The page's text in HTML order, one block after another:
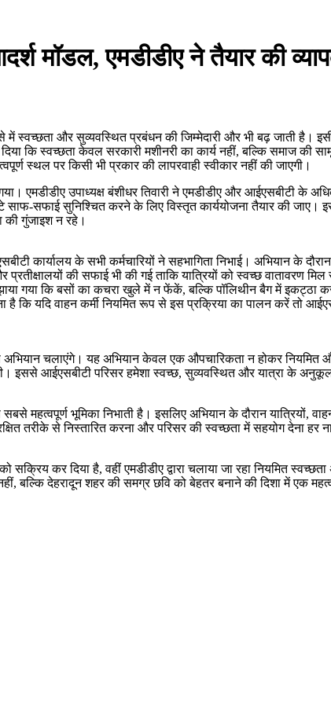
मॉडल, एमडीडीए ने तैयार की
स्वच्छता और सुव्यवस्थित प्रबंधन की जिम्मेदारी और भी बढ़ जाती है।
कि स्वच्छता केवल सरकारी मशीनरी का कार्य नहीं, बल्कि समाज की
स्थल पर किसी भी प्रकार की लापरवाही स्वीकार नहीं की जाएगी।
एमडीडीए उपाध्यक्ष बंशीधर तिवारी ने एमडीडीए और आईएसबीटी के
साफ-सफाई सुनिश्चित करने के लिए विस्तृत कार्ययोजना तैयार की जाए।
की गुंजाइश न रहे।
कार्यालय के सभी कर्मचारियों ने सहभागिता निभाई। अभियान के
की सफाई भी की गई ताकि यात्रियों को स्वच्छ वातावरण
गया कि बसों का कचरा खुले में न फेंकें, बल्कि पॉलिथीन बैग में इकट्ठा
है कि यदि वाहन कर्मी नियमित रूप से इस प्रक्रिया का पालन करें तो
अभियान चलाएंगे। यह अभियान केवल एक औपचारिकता न होकर
इससे आईएसबीटी परिसर हमेशा स्वच्छ, सुव्यवस्थित और यात्रा के अनुकूल
भूमिका निभाती है। इसलिए अभियान के दौरान यात्रियों,
तरीके से निस्तारित करना और परिसर की स्वच्छता में सहयोग देना हर
कर दिया है, वहीं एमडीडीए द्वारा चलाया जा रहा नियमित
देहरादून शहर की समग्र छवि को बेहतर बनाने की दिशा में एक